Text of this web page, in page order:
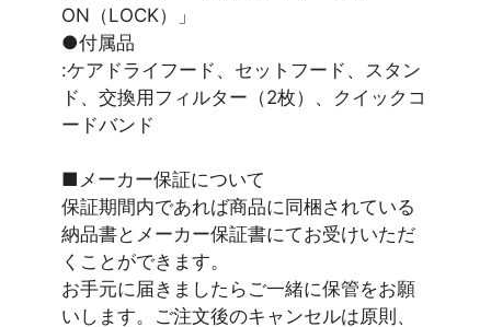
ON（LOCK）」
●付属品
:ケアドライフード、セットフード、スタン
ド、交換用フィルター（2枚）、クイックコ
ードバンド
■メーカー保証について
保証期間内であれば商品に同梱されている
納品書とメーカー保証書にてお受けいただ
くことができます。
お手元に届きましたらご一緒に保管をお願
いします。ご注文後のキャンセルは原則、